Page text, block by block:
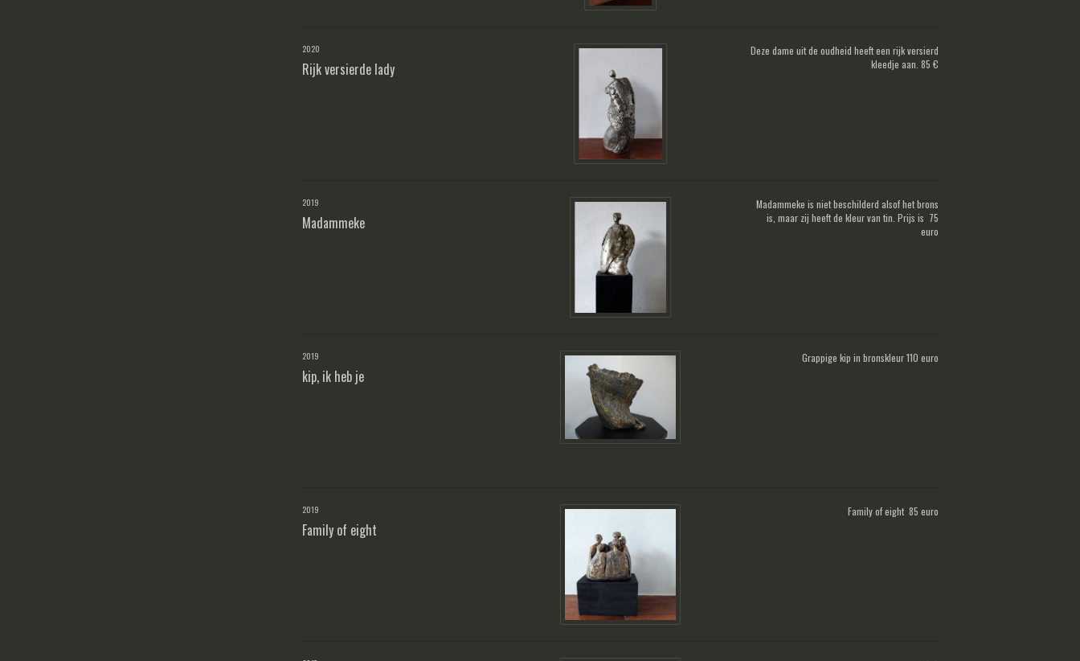
Rijk versierde lady
2020
Deze dame uit de oudheid heeft een rijk versierd
kleedje aan. 85 €
Madammeke
2019
Madammeke is niet beschilderd alsof het brons
is, maar zij heeft de kleur van tin. Prijs is 75
euro
kip, ik heb je
2019 Grappige kip in bronskleur 110 euro
Family of eight
2019 Family of eight 85 euro